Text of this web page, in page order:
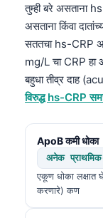
तुम्ही बरे असताना
असताना किंवा
सततचा hs-CRP
mg/L चा CRP हा
बहुधा तीव्र दाह
विरुद्ध hs-CRP
ApoB कमी धोका
अनेक
एकूण धोका
करणारे) कण